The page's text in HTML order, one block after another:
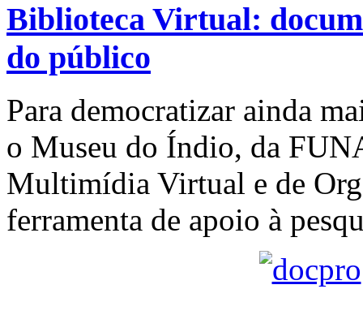
Biblioteca Virtual:
do público
Para democratizar ainda
o Museu do Índio, da
Multimídia Virtual e de
ferramenta de apoio à